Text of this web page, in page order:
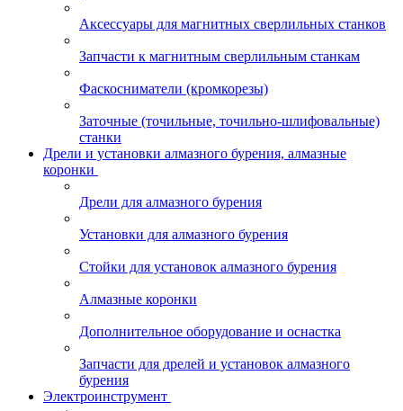
Аксессуары для магнитных сверлильных станков
Запчасти к магнитным сверлильным станкам
Фаскосниматели (кромкорезы)
Заточные (точильные, точильно-шлифовальные)
станки
Дрели и установки алмазного бурения, алмазные
коронки
Дрели для алмазного бурения
Установки для алмазного бурения
Стойки для установок алмазного бурения
Алмазные коронки
Дополнительное оборудование и оснастка
Запчасти для дрелей и установок алмазного
бурения
Электроинструмент